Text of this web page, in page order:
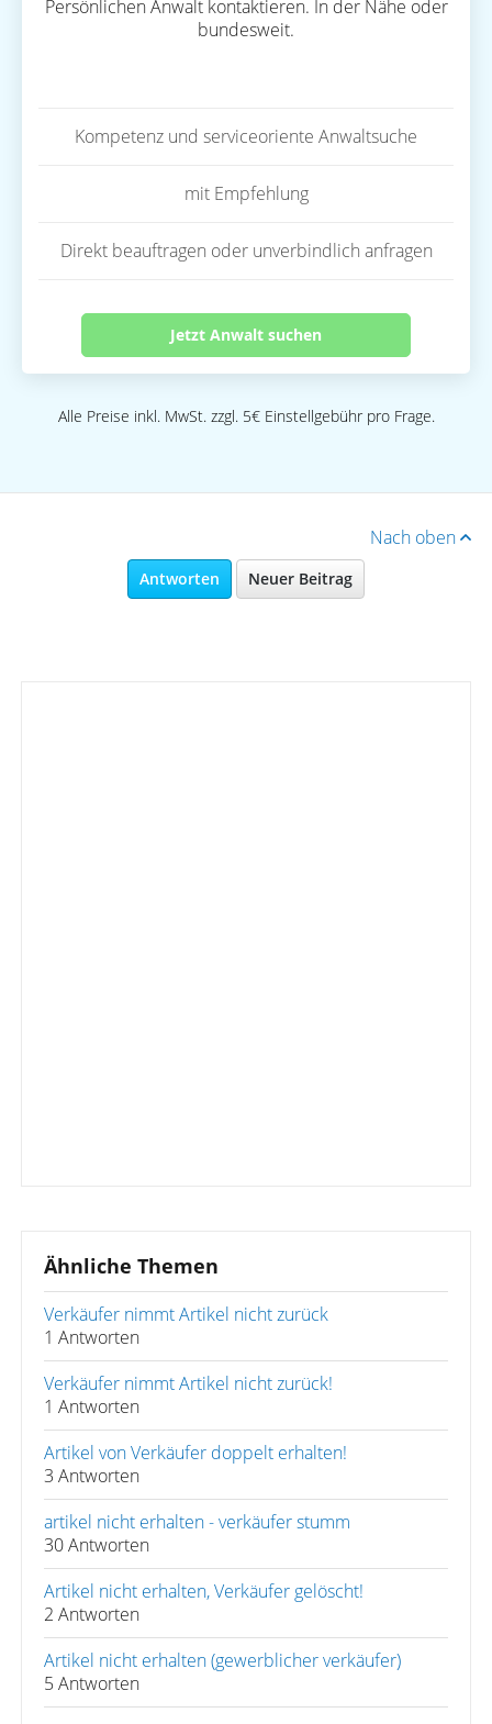
Persönlichen Anwalt kontaktieren. In der Nähe oder
bundesweit.
Kompetenz und serviceoriente Anwaltsuche
mit Empfehlung
Direkt beauftragen oder unverbindlich anfragen
Jetzt Anwalt suchen
Alle Preise inkl. MwSt. zzgl. 5€ Einstellgebühr pro Frage.
Nach oben
Antworten Neuer Beitrag
Ähnliche Themen
Verkäufer nimmt Artikel nicht zurück
1 Antworten
Verkäufer nimmt Artikel nicht zurück!
1 Antworten
Artikel von Verkäufer doppelt erhalten!
3 Antworten
artikel nicht erhalten - verkäufer stumm
30 Antworten
Artikel nicht erhalten, Verkäufer gelöscht!
2 Antworten
Artikel nicht erhalten (gewerblicher verkäufer)
5 Antworten